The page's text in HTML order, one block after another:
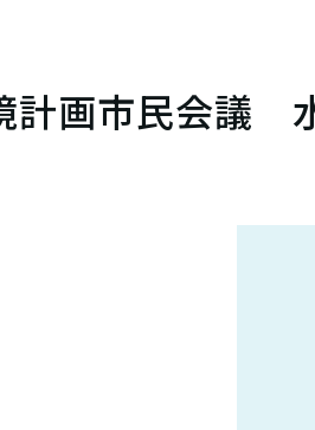
計画市民会議 水